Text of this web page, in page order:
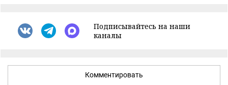
Подписывайтесь на наши
каналы
Комментировать